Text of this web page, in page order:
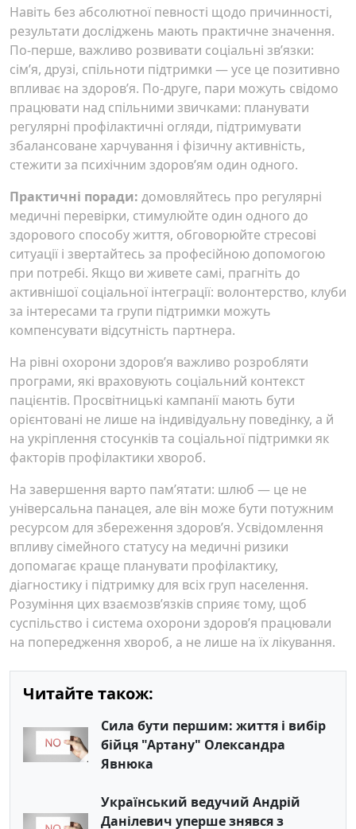
Навіть без абсолютної певності щодо причинності,
результати досліджень мають практичне значення.
По-перше, важливо розвивати соціальні зв’язки:
сім’я, друзі, спільноти підтримки — усе це позитивно
впливає на здоров’я. По-друге, пари можуть свідомо
працювати над спільними звичками: планувати
регулярні профілактичні огляди, підтримувати
збалансоване харчування і фізичну активність,
стежити за психічним здоров’ям один одного.
Практичні поради: домовляйтесь про регулярні
медичні перевірки, стимулюйте один одного до
здорового способу життя, обговорюйте стресові
ситуації і звертайтесь за професійною допомогою
при потребі. Якщо ви живете самі, прагніть до
активнішої соціальної інтеграції: волонтерство, клуби
за інтересами та групи підтримки можуть
компенсувати відсутність партнера.
На рівні охорони здоров’я важливо розробляти
програми, які враховують соціальний контекст
пацієнтів. Просвітницькі кампанії мають бути
орієнтовані не лише на індивідуальну поведінку, а й
на укріплення стосунків та соціальної підтримки як
факторів профілактики хвороб.
На завершення варто пам’ятати: шлюб — це не
універсальна панацея, але він може бути потужним
ресурсом для збереження здоров’я. Усвідомлення
впливу сімейного статусу на медичні ризики
допомагає краще планувати профілактику,
діагностику і підтримку для всіх груп населення.
Розуміння цих взаємозв’язків сприяє тому, щоб
суспільство і система охорони здоров’я працювали
на попередження хвороб, а не лише на їх лікування.
Читайте також:
Сила бути першим: життя і вибір
бійця "Артану" Олександра
Явнюка
Український ведучий Андрій
Данілевич уперше знявся з